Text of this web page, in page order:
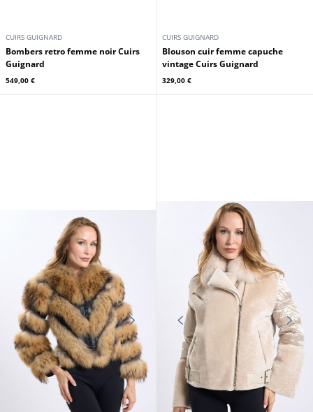
CUIRS GUIGNARD
Bombers retro femme noir Cuirs
Guignard
549,00 €
CUIRS GUIGNARD
Blouson cuir femme capuche
vintage Cuirs Guignard
329,00 €